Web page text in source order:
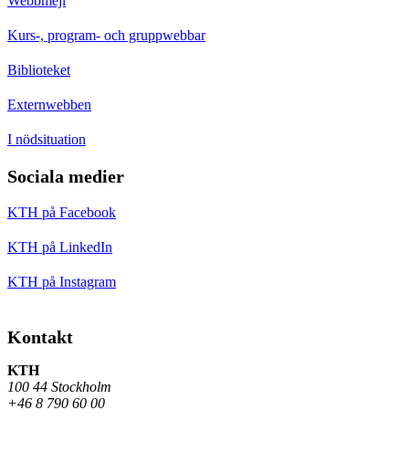
Kurs-, program- och gruppwebbar
Biblioteket
Externwebben
I nödsituation
Sociala medier
KTH på Facebook
KTH på LinkedIn
KTH på Instagram
Kontakt
KTH
100 44 Stockholm
+46 8 790 60 00